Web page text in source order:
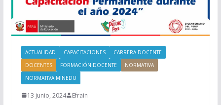
ACTUALIDAD CAPACITACIONES
CARRERA DOCENTE
DOCENTES
FORMACIÓN DOCENTE
NORMATIVA
NORMATIVA MINEDU
13 junio, 2024 Efrain